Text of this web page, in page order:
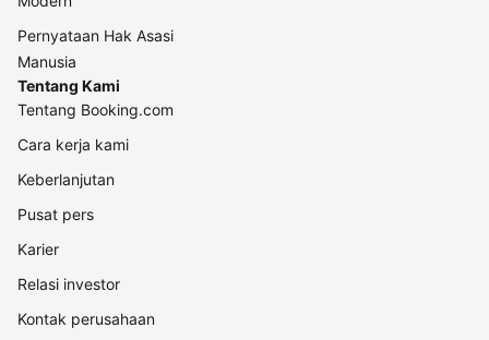
Pernyataan Hak Asasi
Manusia
Tentang Kami
Tentang Booking.com
Cara kerja kami
Keberlanjutan
Pusat pers
Karier
Relasi investor
Kontak perusahaan